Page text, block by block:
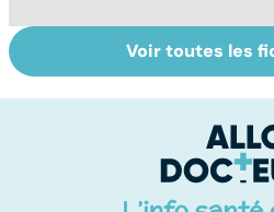
La tuberculose
pulmonaire
Voir toutes les